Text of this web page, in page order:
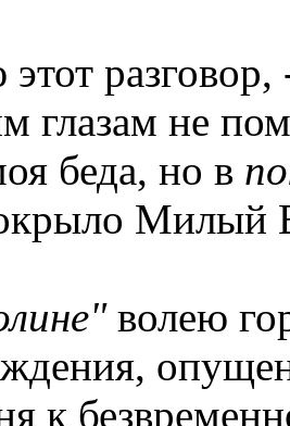
разговор,
глазам не
беда, но в
Милый
волею
к